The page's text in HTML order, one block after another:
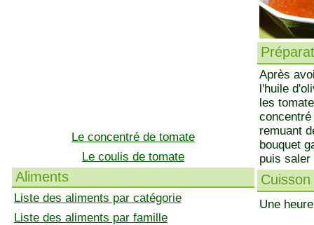
Le concentré de tomate
Le coulis de tomate
Aliments
Liste des aliments par catégorie
Liste des aliments par famille
Après
l'huile
les
remuant
bouquet
puis saler
Cuisson
Une